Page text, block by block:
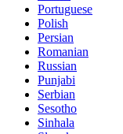
Portuguese
Polish
Persian
Romanian
Russian
Punjabi
Serbian
Sesotho
Sinhala